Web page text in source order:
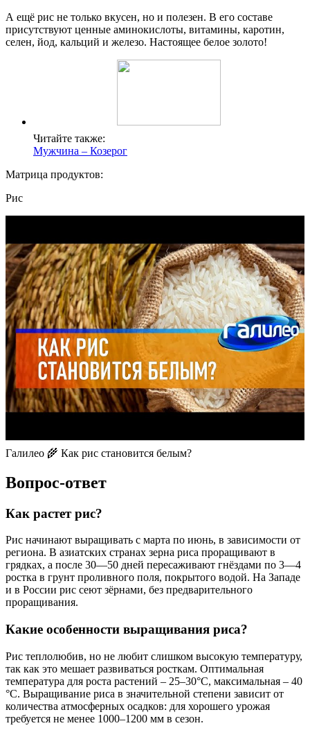
А ещё рис не только вкусен, но и полезен. В его составе
присутствуют ценные аминокислоты, витамины, каротин,
селен, йод, кальций и железо. Настоящее белое золото!
Читайте также:
Мужчина – Козерог
Матрица продуктов:
Рис
Галилео 🌾 Как рис становится белым?
Вопрос-ответ
Как растет рис?
Рис начинают выращивать с марта по июнь, в зависимости от
региона. В азиатских странах зерна риса проращивают в
грядках, а после 30—50 дней пересаживают гнёздами по 3—4
ростка в грунт проливного поля, покрытого водой. На Западе
и в России рис сеют зёрнами, без предварительного
проращивания.
Какие особенности выращивания риса?
Рис теплолюбив, но не любит слишком высокую температуру,
так как это мешает развиваться росткам. Оптимальная
температура для роста растений – 25–30°С, максимальная – 40
°С. Выращивание риса в значительной степени зависит от
количества атмосферных осадков: для хорошего урожая
требуется не менее 1000–1200 мм в сезон.